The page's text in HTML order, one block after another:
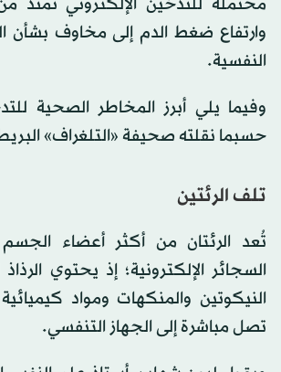
وارتفاع ضغط الدم إلى مخاوف بشأن
النفسية.
وفيما يلي أبرز المخاطر الصحية
حسبما نقلته صحيفة «التلغراف»
تلف الرئتين
تُعد الرئتان من أكثر أعضاء الجسم
السجائر الإلكترونية؛ إذ يحتوي
النيكوتين والمنكهات ومواد
تصل مباشرة إلى الجهاز التنفسي.